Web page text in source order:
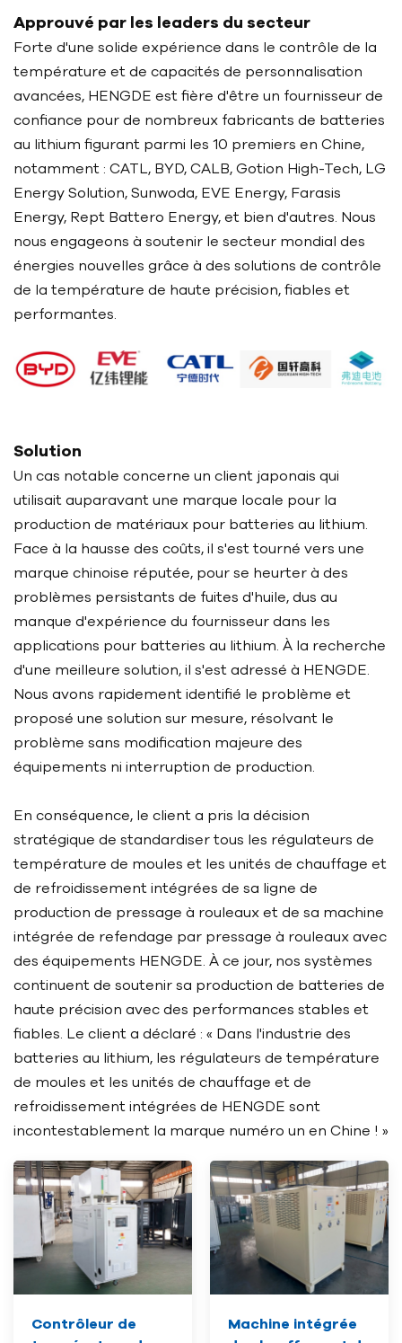
Approuvé par les leaders du secteur
Forte d'une solide expérience dans le contrôle de la
température et de capacités de personnalisation
avancées, HENGDE est fière d'être un fournisseur de
confiance pour de nombreux fabricants de batteries
au lithium figurant parmi les 10 premiers en Chine,
notamment : CATL, BYD, CALB, Gotion High-Tech, LG
Energy Solution, Sunwoda, EVE Energy, Farasis
Energy, Rept Battero Energy, et bien d'autres. Nous
nous engageons à soutenir le secteur mondial des
énergies nouvelles grâce à des solutions de contrôle
de la température de haute précision, fiables et
performantes.
Solution
Un cas notable concerne un client japonais qui
utilisait auparavant une marque locale pour la
production de matériaux pour batteries au lithium.
Face à la hausse des coûts, il s'est tourné vers une
marque chinoise réputée, pour se heurter à des
problèmes persistants de fuites d'huile, dus au
manque d'expérience du fournisseur dans les
applications pour batteries au lithium. À la recherche
d'une meilleure solution, il s'est adressé à HENGDE.
Nous avons rapidement identifié le problème et
proposé une solution sur mesure, résolvant le
problème sans modification majeure des
équipements ni interruption de production.
En conséquence, le client a pris la décision
stratégique de standardiser tous les régulateurs de
température de moules et les unités de chauffage et
de refroidissement intégrées de sa ligne de
production de pressage à rouleaux et de sa machine
intégrée de refendage par pressage à rouleaux avec
des équipements HENGDE. À ce jour, nos systèmes
continuent de soutenir sa production de batteries de
haute précision avec des performances stables et
fiables. Le client a déclaré : « Dans l'industrie des
batteries au lithium, les régulateurs de température
de moules et les unités de chauffage et de
refroidissement intégrées de HENGDE sont
incontestablement la marque numéro un en Chine ! »
Contrôleur de
Machine intégrée